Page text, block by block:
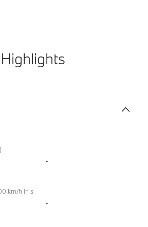
Highlights
-
km/h in s
-